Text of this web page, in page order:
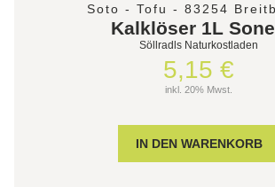
Soto - Tofu - 83254
Kalklöser 1L
Söllradls Naturkostladen
5,15 €
inkl. 20% Mwst.